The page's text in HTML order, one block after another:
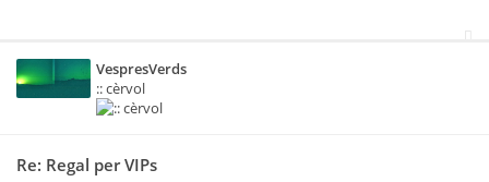
VespresVerds
:: cèrvol
Re: Regal per VIPs